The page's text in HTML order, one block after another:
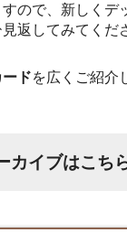
すので、新しくデ
返してみてくだ
ドを広くご紹介
カイブはこち